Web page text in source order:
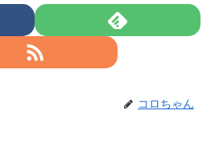
コロちゃん